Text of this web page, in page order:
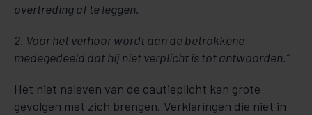
overtreding af te leggen.
2. Voor het verhoor wordt aan de betrokkene
medegedeeld dat hij niet verplicht is tot antwoorden.”
Het niet naleven van de cautieplicht kan grote
gevolgen met zich brengen. Verklaringen die niet in